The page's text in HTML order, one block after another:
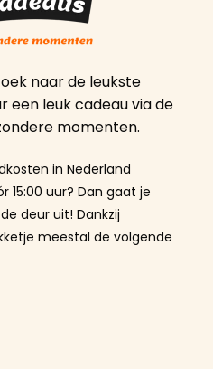
naar de leukste
een leuk cadeau via de
momenten.
in Nederland
15:00 uur? Dan gaat je
deur uit! Dankzij
meestal de volgende